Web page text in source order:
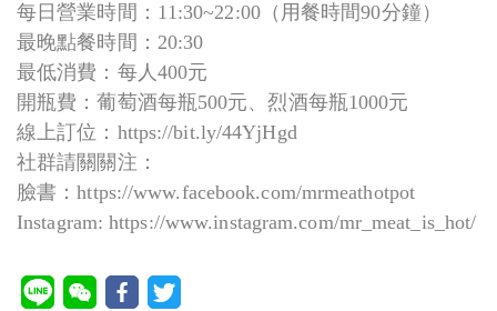
每日營業時間：11:30~22:00（用餐時間90分鐘）
最晚點餐時間：20:30
最低消費：每人400元
開瓶費：葡萄酒每瓶500元、烈酒每瓶1000元
線上訂位：https://bit.ly/44YjHgd
社群請關關注：
臉書：https://www.facebook.com/mrmeathotpot
Instagram: https://www.instagram.com/mr_meat_is_hot/